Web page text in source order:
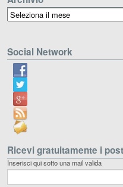
Archivio
Social Network
Ricevi gratuitamente i
Inserisci qui sotto una mail valida